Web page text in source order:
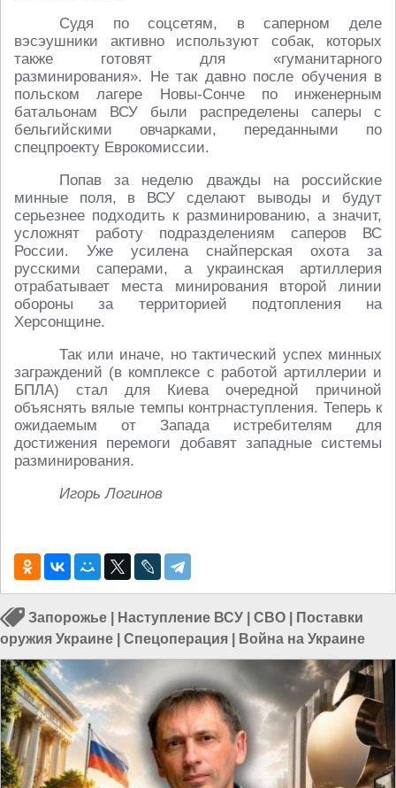
Судя по соцсетям, в саперном деле
вэсэушники активно используют собак, которых
также готовят для «гуманитарного
разминирования». Не так давно после обучения в
польском лагере Новы-Сонче по инженерным
батальонам ВСУ были распределены саперы с
бельгийскими овчарками, переданными по
спецпроекту Еврокомиссии.
Попав за неделю дважды на российские
минные поля, в ВСУ сделают выводы и будут
серьезнее подходить к разминированию, а значит,
усложнят работу подразделениям саперов ВС
России. Уже усилена снайперская охота за
русскими саперами, а украинская артиллерия
отрабатывает места минирования второй линии
обороны за территорией подтопления на
Херсонщине.
Так или иначе, но тактический успех минных
заграждений (в комплексе с работой артиллерии и
БПЛА) стал для Киева очередной причиной
объяснять вялые темпы контрнаступления. Теперь к
ожидаемым от Запада истребителям для
достижения перемоги добавят западные системы
разминирования.
Игорь Логинов
Запорожье Наступление ВСУ СВО
Поставки
оружия Украине
Спецоперация Война на Украине